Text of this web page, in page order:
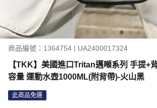
商品編號：1364754 | UA2400017324
【TKK】美國進口Tritan邁噸系列 手提+
容量 運動水壺1000ML(附背帶)-火山黑
此商品免運